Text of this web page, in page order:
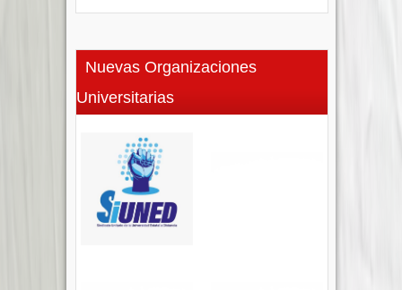
Nuevas Organizaciones
Universitarias